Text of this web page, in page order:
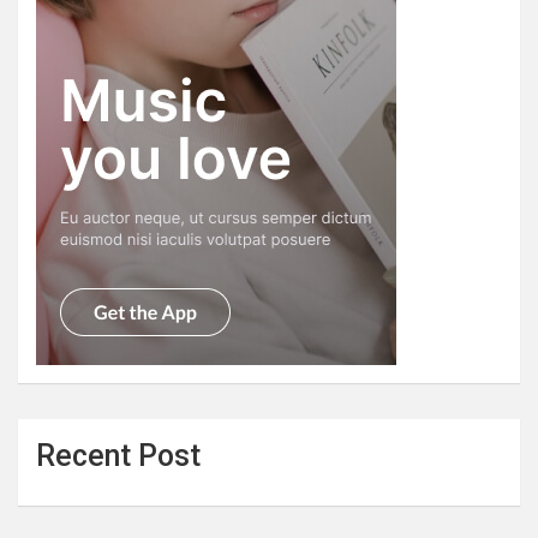
Recent Post